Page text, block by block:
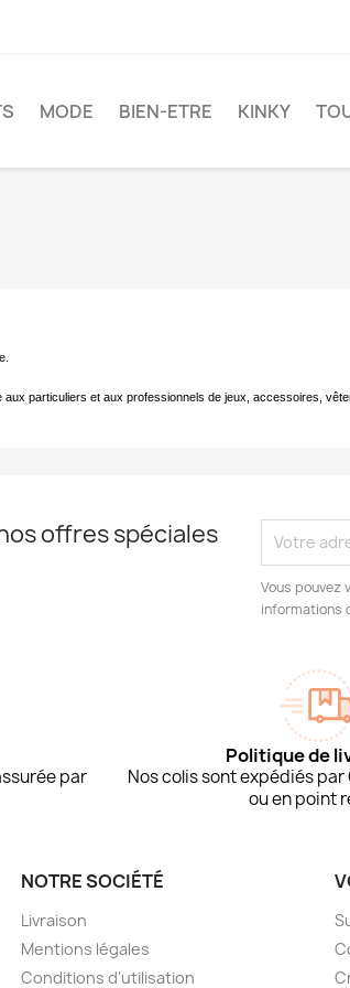
MODE BIEN-ETRE KINKY
particuliers et aux professionnels de jeux, accessoires,
offres spéciales
Vous pouvez
informations
par
Politique de
Nos colis sont expédiés
ou en point
NOTRE SOCIÉTÉ
Livraison
Mentions légales
Conditions d'utilisation